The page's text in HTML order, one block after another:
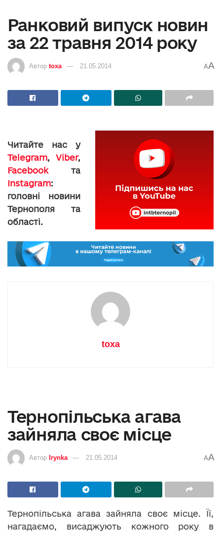
Ранковий випуск новин
за 22 травня 2014 року
Автор toxa 21.05.2014 AA
Читайте нас у
Telegram, Viber,
Facebookта
Instagram:
головні новини
Тернополя та
області.
toxa
Тернопільська агава
зайняла своє місце
Автор Irynka 21.05.2014 AA
Тернопільська агава зайняла своє місце. Її,
нагадаємо, висаджують кожного року в